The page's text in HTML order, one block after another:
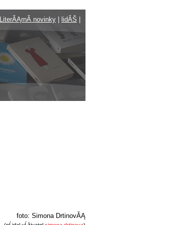
LiterĂĄrnĂ­ novinky
lidĂŠ
foto: Simona DrtinovĂĄ